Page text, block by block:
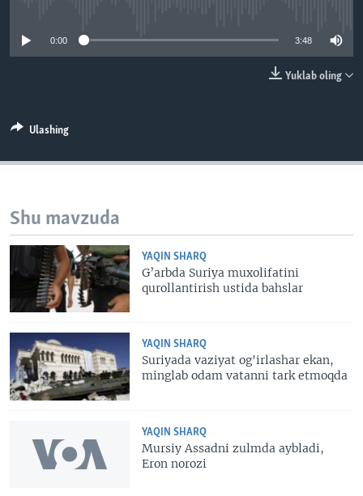
XABARLAR SURATLARDA
TELEGRAM
0:00 3:48
Yuklab oling
Ulashing
Shu mavzuda
YAQIN SHARQ
G’arbda Suriya muxolifatini
qurollantirish ustida bahslar
YAQIN SHARQ
Suriyada vaziyat og'irlashar ekan,
minglab odam vatanni tark etmoqda
YAQIN SHARQ
Mursiy Assadni zulmda aybladi,
Eron norozi